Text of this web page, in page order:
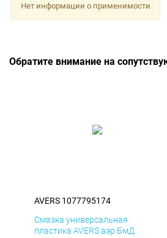
Нет информации о применимости
Обратите внимание на
AVERS 1077795174
Смазка универсальная
пластика AVERS аэр БмД